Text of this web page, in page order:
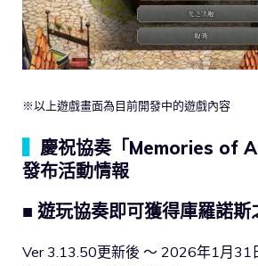
※以上遊戲畫面為目前開發中的遊戲內容
慶祝協奏「Memories of
發布活動情報
■ 遊玩協奏即可獲得庫羅諾斯
Ver 3.13.50更新後 ～ 2026年1月31